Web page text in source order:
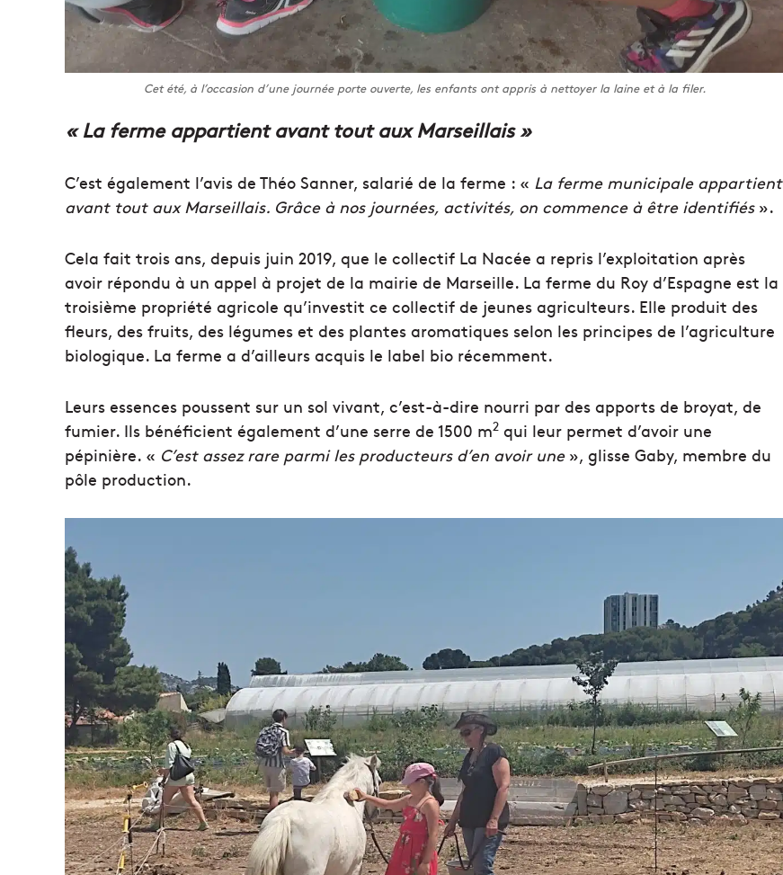
Cet été, à l’occasion d’une journée porte ouverte, les enfants ont appris à nettoyer la laine et à la filer.
« La ferme appartient avant tout aux Marseillais »
C’est également l’avis de Théo Sanner, salarié de la ferme : « La ferme municipale appartient
avant tout aux Marseillais. Grâce à nos journées, activités, on commence à être identifiés ».
Cela fait trois ans, depuis juin 2019, que le collectif La Nacée a repris l’exploitation après
avoir répondu à un appel à projet de la mairie de Marseille. La ferme du Roy d’Espagne est la
troisième propriété agricole qu’investit ce collectif de jeunes agriculteurs. Elle produit des
fleurs, des fruits, des légumes et des plantes aromatiques selon les principes de l’agriculture
biologique. La ferme a d’ailleurs acquis le label bio récemment.
Leurs essences poussent sur un sol vivant, c’est-à-dire nourri par des apports de broyat, de
fumier. Ils bénéficient également d’une serre de 1500 m2 qui leur permet d’avoir une
pépinière. « C’est assez rare parmi les producteurs d’en avoir une», glisse Gaby, membre du
pôle production.